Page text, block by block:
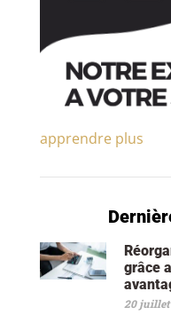
apprendre plus
grâce
20 juillet